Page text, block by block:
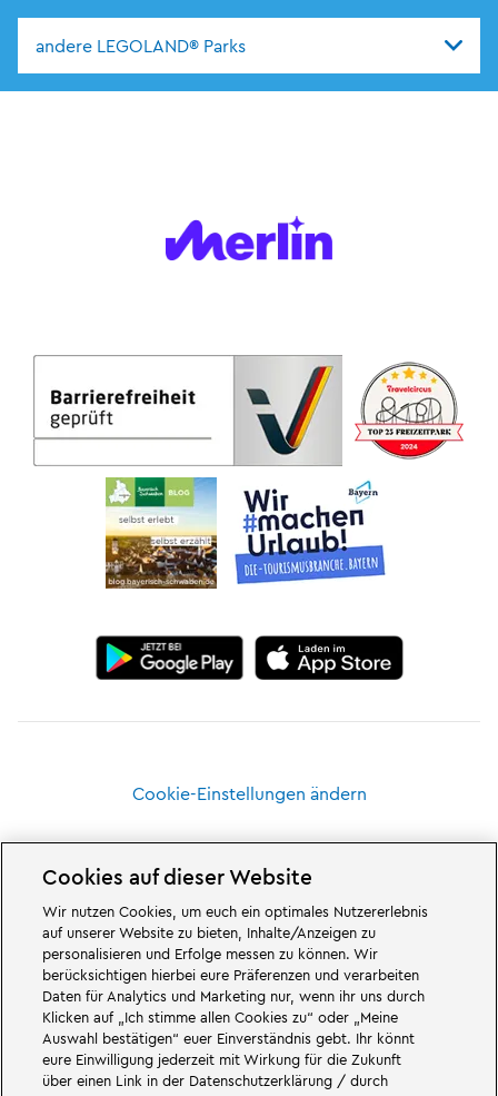
andere LEGOLAND® Parks
Großartiges erwartet euch in den Abenteuerwelten des Familien- und
Freizeitparks LEGOLAND Deutschland in Bayern. Erlebt spannende
Attraktionenund jede Menge LEGO® Spaß. LEGOLAND Deutschland Resort
ist einFreizeitparkfür Familien mit Kindern zwischen zwei und 12 Jahren.
Der LEGOLAND Park liegt bei Günzburg in Bayern. LEGOLAND Deutschland
ist einer der größten Freizeitparks in Bayern und einer der bekanntesten
und beliebtesten Freizeitparks in Deutschland. Der Themenpark bietet mit
68 Attraktionen und Achterbahnen ein einmaliges Erlebnis für Erwachsene
und Kinder. Neben dem Freizeitpark zählt auch ein Feriendorf mit
verschiedenen Möglichkeiten zurÜbernachtungzum LEGOLAND Resort.
Cookie-Einstellungen ändern
Cookies auf dieser Website
Wir nutzen Cookies, um euch ein optimales Nutzererlebnis
auf unserer Website zu bieten, Inhalte/Anzeigen zu
personalisieren und Erfolge messen zu können. Wir
berücksichtigen hierbei eure Präferenzen und verarbeiten
Daten für Analytics und Marketing nur, wenn ihr uns durch
Klicken auf „Ich stimme allen Cookies zu“ oder „Meine
Auswahl bestätigen“ euer Einverständnis gebt. Ihr könnt
eure Einwilligung jederzeit mit Wirkung für die Zukunft
über einen Link in der Datenschutzerklärung / durch